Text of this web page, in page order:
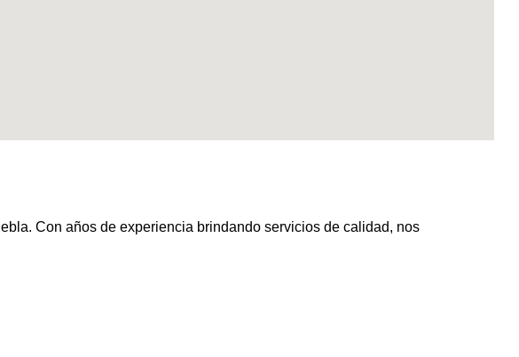
Con años de experiencia brindando servicios de calidad, nos